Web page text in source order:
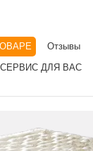
Отзывы
СЕРВИС ДЛЯ ВАС